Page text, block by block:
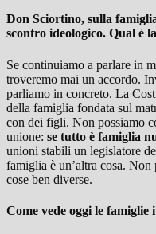
Don Sciortino, sulla
scontro ideologico. Qual è
Se continuiamo a parlare in
troveremo mai un accordo.
parliamo in concreto. La
della famiglia fondata sul
con dei figli. Non possiamo
unione: se tutto è famiglia
unioni stabili un legislatore
famiglia è un’altra cosa. Non
cose ben diverse.
Come vede oggi le famiglie